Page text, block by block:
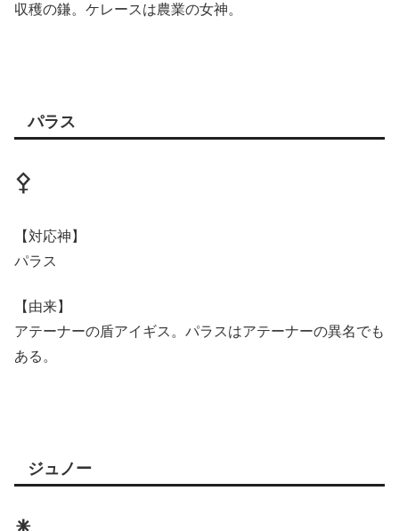
収穫の鎌。ケレースは農業の女神。
パラス
⚴
【対応神】
パラス
【由来】
アテーナーの盾アイギス。パラスはアテーナーの異名でも
ある。
ジュノー